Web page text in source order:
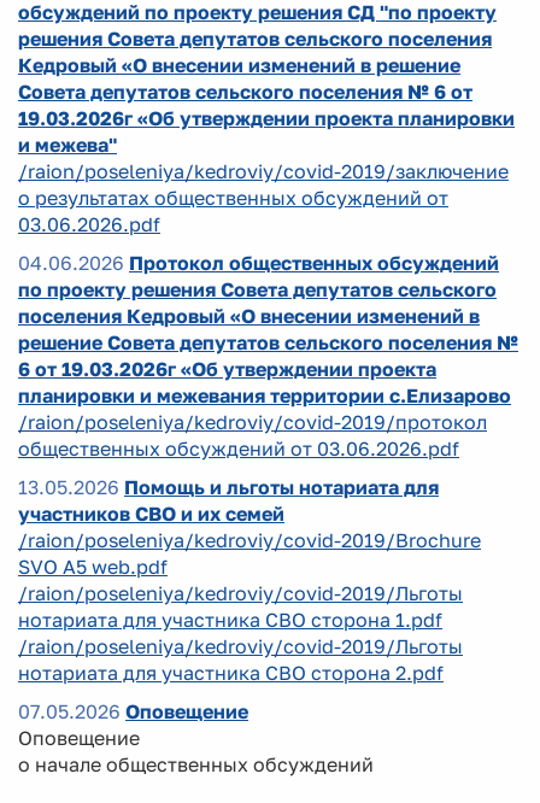
обсуждений по проекту решения СД "по проекту
решения Совета депутатов сельского поселения
Кедровый «О внесении изменений в решение
Совета депутатов сельского поселения № 6 от
19.03.2026г «Об утверждении проекта планировки
и межева"
/raion/poseleniya/kedroviy/covid-2019/заключение
о результатах общественных обсуждений от
03.06.2026.pdf
04.06.2026 Протокол общественных обсуждений
по проекту решения Совета депутатов сельского
поселения Кедровый «О внесении изменений в
решение Совета депутатов сельского поселения №
6 от 19.03.2026г «Об утверждении проекта
планировки и межевания территории с.Елизарово
/raion/poseleniya/kedroviy/covid-2019/протокол
общественных обсуждений от 03.06.2026.pdf
13.05.2026 Помощь и льготы нотариата для
участников СВО и их семей
/raion/poseleniya/kedroviy/covid-2019/Brochure
SVO A5 web.pdf
/raion/poseleniya/kedroviy/covid-2019/Льготы
нотариата для участника СВО сторона 1.pdf
/raion/poseleniya/kedroviy/covid-2019/Льготы
нотариата для участника СВО сторона 2.pdf
07.05.2026 Оповещение
Оповещение
о начале общественных обсуждений